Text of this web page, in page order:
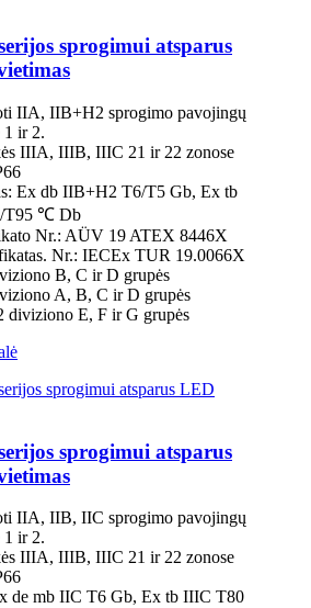
sprogimui atsparus
IIA, IIB+H2 sprogimo pavojingų
1 ir 2.
IIIA, IIIB, IIIC 21 ir 22 zonose
Ex db IIB+H2 T6/T5 Gb, Ex tb
℃ Db
Nr.: AÜV 19 ATEX 8446X
Nr.: IECEx TUR 19.0066X
B, C ir D grupės
A, B, C ir D grupės
diviziono E, F ir G grupės
sprogimui atsparus
IIA, IIB, IIC sprogimo pavojingų
1 ir 2.
IIIA, IIIB, IIIC 21 ir 22 zonose
de mb IIC T6 Gb, Ex tb IIIC T80